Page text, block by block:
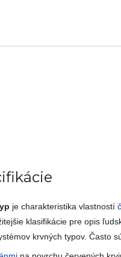
je charakteristika vlastností
klasifikácie pre opis
krvných typov. Často